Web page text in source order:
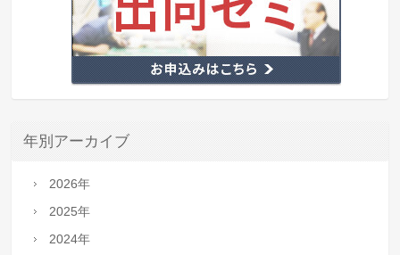
年別アーカイブ
2026年
2025年
2024年